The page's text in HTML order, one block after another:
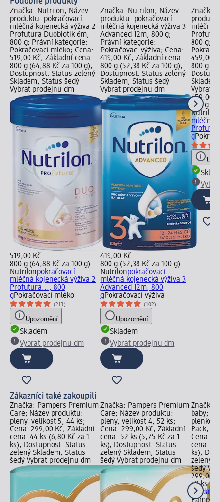
Značka: Nutrilon; Název
produktu: pokračovací
mléčná kojenecká výživa 2
Profutura Duobiotik 6m,
800 g; Právní kategorie:
Pokračovací mléko; Cena:
519,00 Kč; Základní cena:
800 g (64,88 Kč za 100 g);
Dostupnost: Status zelený
Skladem, Status šedý
Vybrat prodejnu dm
519,00 Kč
800 g (64,88 Kč za 100 g)
Nutrilonpokračovací
mléčná kojenecká výživa 2
Profutura..., 800
gPokračovací mléko
(213)
Upozornění
Skladem
Vybrat prodejnu dm
Značka: Nutrilon; Název
produktu: pokračovací
mléčná kojenecká výživa 3
Advanced 12m, 800 g;
Právní kategorie:
Pokračovací výživa; Cena:
419,00 Kč; Základní cena:
800 g (52,38 Kč za 100 g);
Dostupnost: Status zelený
Skladem, Status šedý
Vybrat prodejnu dm
419,00 Kč
800 g (52,38 Kč za 100 g)
Nutrilonpokračovací
mléčná kojenecká výživa 3
Advanced 12m, 800
gPokračovací výživa
(102)
Upozornění
Skladem
Vybrat prodejnu dm
Značka:
mléčná
800 g;
459,00
800 g
Vybrat
459,00
800 g
Nutrilon
mléčná
g
Zákazníci také zakoupili
Značka: Pampers Premium
Care; Název produktu:
pleny, velikost 5, 44 ks;
Cena: 299,00 Kč; Základní
cena: 44 ks (6,80 Kč za 1
ks); Dostupnost: Status
zelený Skladem, Status
šedý Vybrat prodejnu dm
Značka: Pampers Premium
Care; Název produktu:
pleny, velikost 4, 52 ks;
Cena: 299,00 Kč; Základní
cena: 52 ks (5,75 Kč za 1
ks); Dostupnost: Status
zelený Skladem, Status
šedý Vybrat prodejnu dm
Značka:
baby;
Pack,
Cena:
cena: 48
ks);
zelený
šedý
299,00
48 ks
+ 1